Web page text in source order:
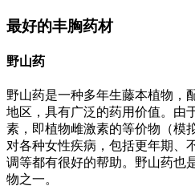
最好的丰胸药材
野山药
野山药是一种多年生藤本植物，
地区，具有广泛的药用价值。由
素，即植物雌激素的等价物（模
对各种女性疾病，包括更年期、
调等都有很好的帮助。野山药也
物之一。